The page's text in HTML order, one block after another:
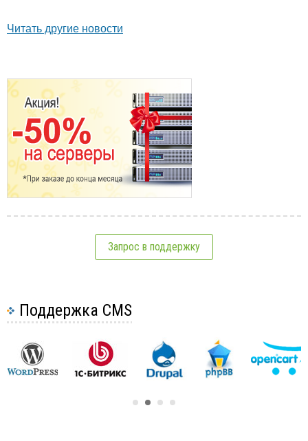
Читать другие новости
Запрос в поддержку
Поддержка CMS